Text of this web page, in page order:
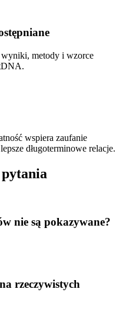
wyniki, metody i wzorce
wspiera zaufanie
długoterminowe relacje.
nie są pokazywane?
rzeczywistych